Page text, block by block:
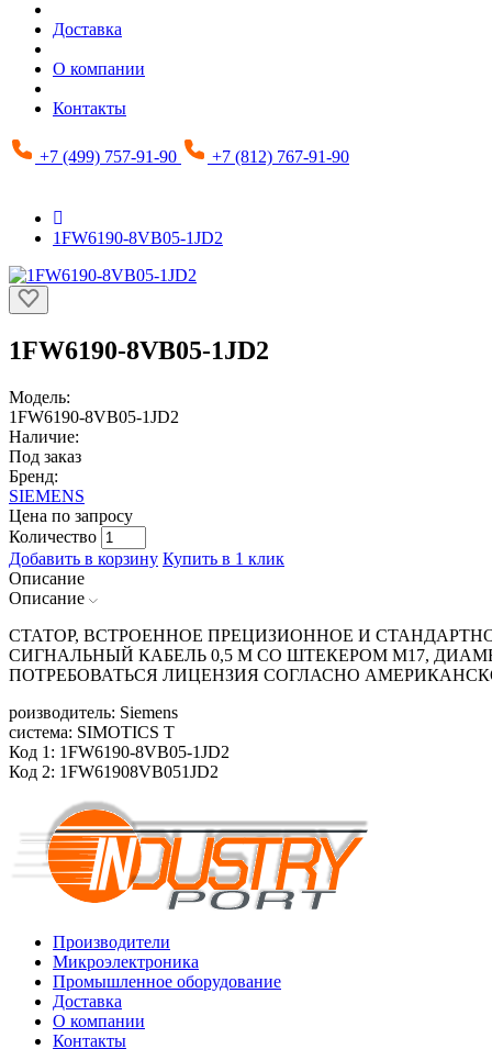
Доставка
О компании
Контакты
+7 (499) 757-91-90 +7 (812) 767-91-90
1FW6190-8VB05-1JD2
1FW6190-8VB05-1JD2
Модель:
1FW6190-8VB05-1JD2
Наличие:
Под заказ
Бренд:
SIEMENS
Цена по запросу
Количество
Добавить в корзину Купить в 1 клик
Описание
Описание
СТАТОР, ВСТРОЕННОЕ ПРЕЦИЗИОННОЕ И
СИГНАЛЬНЫЙ КАБЕЛЬ 0,5 М СО ШТЕКЕРОМ М17,
ПОТРЕБОВАТЬСЯ ЛИЦЕНЗИЯ СОГЛАСНО
роизводитель: Siemens
система: SIMOTICS T
Код 1: 1FW6190-8VB05-1JD2
Код 2: 1FW61908VB051JD2
Производители
Микроэлектроника
Промышленное оборудование
Доставка
О компании
Контакты